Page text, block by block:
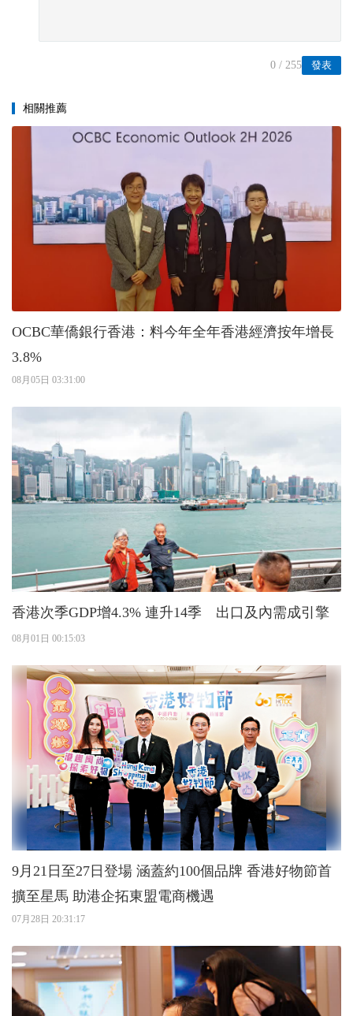
發表
0 / 255
相關推薦
OCBC華僑銀行香港：料今年全年香港經濟按年增長
3.8%
08月05日 03:31:00
香港次季GDP增4.3% 連升14季 出口及內需成引擎
08月01日 00:15:03
9月21日至27日登場 涵蓋約100個品牌 香港好物節首
擴至星馬 助港企拓東盟電商機遇
07月28日 20:31:17